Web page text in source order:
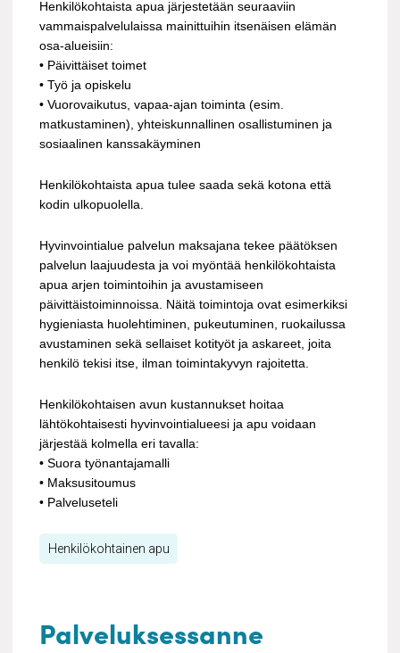
Henkilökohtaista apua järjestetään seuraaviin
vammaispalvelulaissa mainittuihin itsenäisen elämän
osa-alueisiin:
• Päivittäiset toimet
• Työ ja opiskelu
• Vuorovaikutus, vapaa-ajan toiminta (esim.
matkustaminen), yhteiskunnallinen osallistuminen ja
sosiaalinen kanssakäyminen
Henkilökohtaista apua tulee saada sekä kotona että
kodin ulkopuolella.
Hyvinvointialue palvelun maksajana tekee päätöksen
palvelun laajuudesta ja voi myöntää henkilökohtaista
apua arjen toimintoihin ja avustamiseen
päivittäistoiminnoissa. Näitä toimintoja ovat esimerkiksi
hygieniasta huolehtiminen, pukeutuminen, ruokailussa
avustaminen sekä sellaiset kotityöt ja askareet, joita
henkilö tekisi itse, ilman toimintakyvyn rajoitetta.
Henkilökohtaisen avun kustannukset hoitaa
lähtökohtaisesti hyvinvointialueesi ja apu voidaan
järjestää kolmella eri tavalla:
• Suora työnantajamalli
• Maksusitoumus
• Palveluseteli
Henkilökohtainen apu
Palveluksessanne